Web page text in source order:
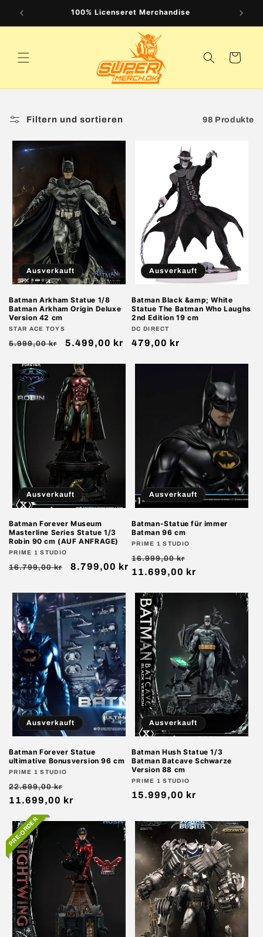
zum
100% Licenseret Merchandise
Warenkorb
Filtern und sortieren 98 Produkte
Ausverkauft
Batman Arkham Statue 1/8
Batman Arkham Origin Deluxe
Version 42 cm
Anbieter:
STAR ACE TOYS
Normaler
5.999,00 kr Verkaufspreis
5.499,00 kr
Ausverkauft
Batman Black &amp; White
Statue The Batman Who Laughs
2nd Edition 19 cm
Anbieter:
DC DIRECT
Normaler
479,00 kr
Ausverkauft
Batman Forever Museum
Masterline Series Statue 1/3
Robin 90 cm (AUF ANFRAGE)
Anbieter:
PRIME 1 STUDIO
Normaler
16.799,00 kr Verkaufspreis
8.799,00 kr
Ausverkauft
Batman-Statue für immer
Batman 96 cm
Anbieter:
PRIME 1 STUDIO
Normaler
Preis
16.999,00 kr
11.699,00 kr
Ausverkauft
Batman Forever Statue
ultimative Bonusversion 96 cm
Anbieter:
PRIME 1 STUDIO
Normaler
Preis
22.699,00 kr
Verkaufspreis
11.699,00 kr
Ausverkauft
Batman Hush Statue 1/3
Batman Batcave Schwarze
Version 88 cm
Anbieter:
PRIME 1 STUDIO
Normaler
15.999,00 kr
PRE-ORDER